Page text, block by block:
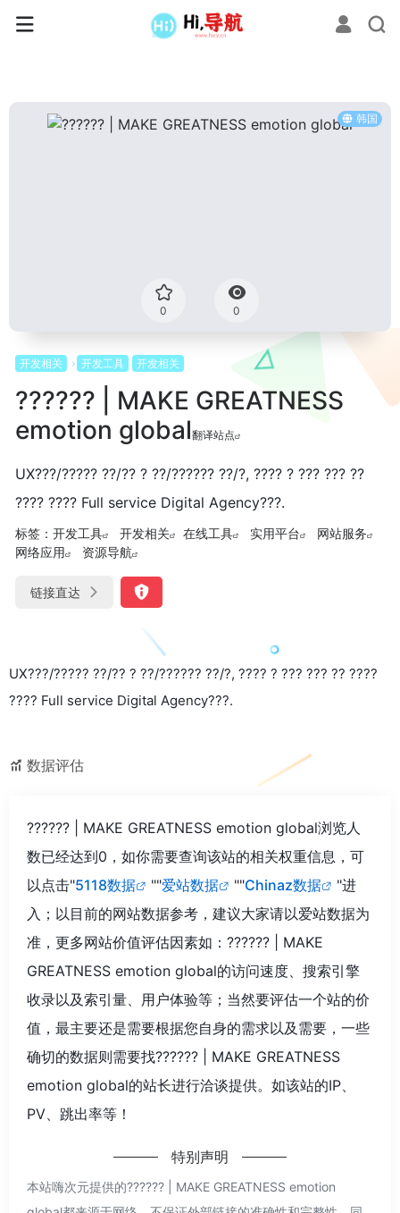
韩国
0 0
开发相关 开发工具 开发相关
?????? | MAKE GREATNESS
emotion global翻译站点
UX???/????? ??/?? ? ??/?????? ??/?, ???? ? ??? ??? ??
???? ???? Full service Digital Agency???.
标签： 开发工具 开发相关 在线工具 实用平台
网站服务
网络应用
资源导航
链接直达
UX???/????? ??/?? ? ??/?????? ??/?, ???? ? ??? ??? ?? ????
???? Full service Digital Agency???.
数据评估
?????? | MAKE GREATNESS emotion global浏览人
数已经达到0，如你需要查询该站的相关权重信息，可
以点击"5118数据 ""爱站数据 ""Chinaz数据
"进
入；以目前的网站数据参考，建议大家请以爱站数据为
准，更多网站价值评估因素如：?????? | MAKE
GREATNESS emotion global的访问速度、搜索引擎
收录以及索引量、用户体验等；当然要评估一个站的价
值，最主要还是需要根据您自身的需求以及需要，一些
确切的数据则需要找?????? | MAKE GREATNESS
emotion global的站长进行洽谈提供。如该站的IP、
PV、跳出率等！
特别声明
本站嗨次元提供的?????? | MAKE GREATNESS emotion